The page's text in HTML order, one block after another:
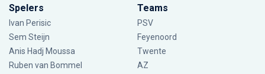
Spelers
Ivan Perisic
Sem Steijn
Anis Hadj Moussa
Ruben van Bommel
Teams
PSV
Feyenoord
Twente
AZ